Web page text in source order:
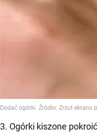
3. Ogórki kiszone